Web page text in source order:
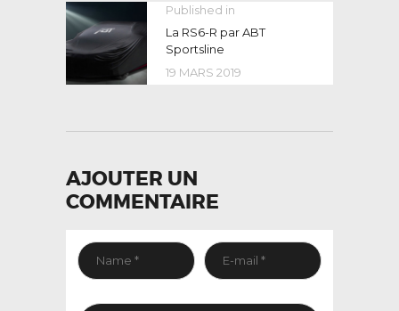
NAVIGATION
DE
L’ARTICLE
Published in
post:
La RS6-R par ABT
Sportsline
19 MARS 2019
AJOUTER UN
COMMENTAIRE